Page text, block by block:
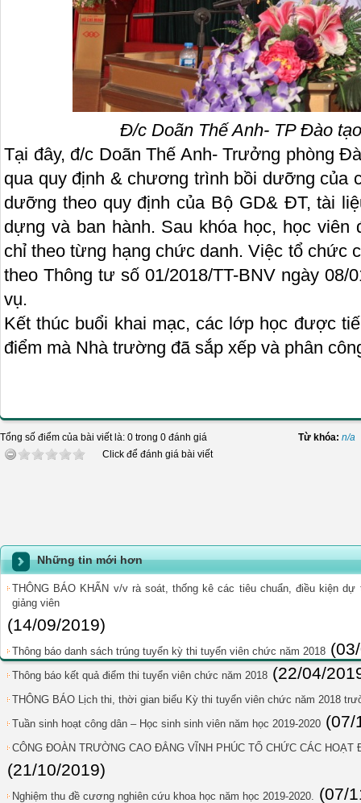
Đ/c Doãn Thế Anh- TP Đào
Tại đây, đ/c Doãn Thế Anh- Trưởng phòng
qua quy định & chương trình bồi dưỡng của
dưỡng theo quy định của Bộ GD& ĐT, tài
dựng và ban hành. Sau khóa học, học
chỉ theo từng hạng chức danh. Việc tổ chức
theo Thông tư số 01/2018/TT-BNV ngày 08/
vụ.
Kết thúc buổi khai mạc, các lớp học được
điểm mà Nhà trường đã sắp xếp và phân
Tổng số điểm của bài viết là: 0 trong 0 đánh giá
Click để đánh giá bài viết
Từ khóa: n/a
Những tin mới hơn
THÔNG BÁO KHẨN v/v rà soát, thống kê các tiêu chuẩn, điều kiện
giảng viên
(14/09/2019)
Thông báo danh sách trúng tuyển kỳ thi tuyển viên chức năm 2018
Thông báo kết quả điểm thi tuyển viên chức năm 2018 (22/04/
THÔNG BÁO Lịch thi, thời gian biểu Kỳ thi tuyển viên chức năm 2018
Tuần sinh hoạt công dân – Học sinh sinh viên năm học 2019-2020 (07/
CÔNG ĐOÀN TRƯỜNG CAO ĐẲNG VĨNH PHÚC TỔ CHỨC CÁC HOẠT
(21/10/2019)
Nghiệm thu đề cương nghiên cứu khoa học năm học 2019-2020. (07/